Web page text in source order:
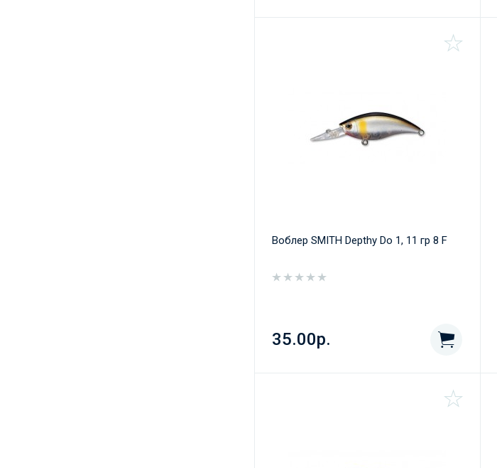
Воблер SMITH Depthy Do 1, 11 гр 8 F
35.00р.